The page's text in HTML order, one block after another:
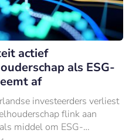
actief
als ESG-
af
investeerders verliest
flink aan
middel om ESG-